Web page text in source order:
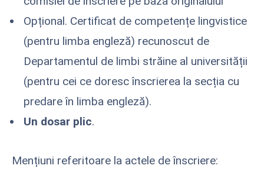
Opțional. Certificat de competențe lingvistice
(pentru limba engleză) recunoscut de
Departamentul de limbi străine al universității
(pentru cei ce doresc înscrierea la secția cu
predare în limba engleză).
Un dosar plic.
Mențiuni referitoare la actele de înscriere: